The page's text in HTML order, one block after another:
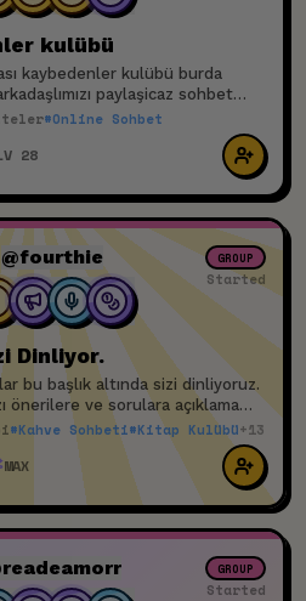
kulübü
kaybedenler kulübü burda
paylaşicaz sohbet
davetlidir
#Online Sohbet
28
@fourthie GROUP
Started
Dinliyor.
bu başlık altında sizi dinliyoruz.
önerilere ve sorulara açıklama
hissettik. Bu bir dating app değil
kimse cinsiyetini ve yaşını
sohbet yavaş ve sadece
konuşmak için var. Uygulamanın
aynı amaca yönelik insanları
sosyal projelerini hayata
veya herhangi bir sorunuz varsa
sohbette yazabilirsiniz
#Kahve Sohbeti#Kitap Kulübü+13
MAX
GROUP
Started